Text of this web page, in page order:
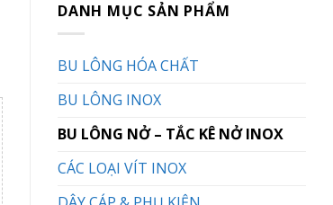
DANH MỤC SẢN PHẨM
BU LÔNG HÓA CHẤT
BU LÔNG INOX
BU LÔNG NỞ – TẮC KÊ NỞ INOX
CÁC LOẠI VÍT INOX